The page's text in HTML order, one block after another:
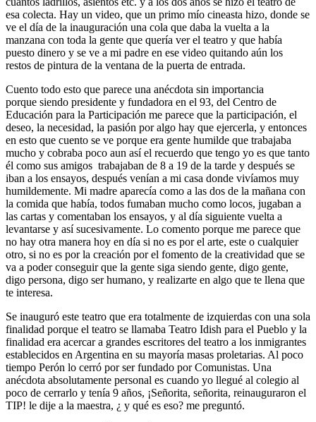
esa colecta. Hay un video, que un primo mío cineasta hizo, donde se
ve el día de la inauguración una cola que daba la vuelta a la
manzana con toda la gente que quería ver el teatro y que había
puesto dinero y se ve a mi padre en ese video quitando aún los
restos de pintura de la ventana de la puerta de entrada.
Cuento todo esto que parece una anécdota sin importancia
porque siendo presidente y fundadora en el 93, del Centro de
Educación para la Participación me parece que la participación, el
deseo, la necesidad, la pasión por algo hay que ejercerla, y entonces
en esto que cuento se ve porque era gente humilde que trabajaba
mucho y cobraba poco aun así el recuerdo que tengo yo es que tanto
él como sus amigos trabajaban de 8 a 19 de la tarde y después se
iban a los ensayos, después venían a mi casa donde vivíamos muy
humildemente. Mi madre aparecía como a las dos de la mañana con
la comida que había, todos fumaban mucho como locos, jugaban a
las cartas y comentaban los ensayos, y al día siguiente vuelta a
levantarse y así sucesivamente. Lo comento porque me parece que
no hay otra manera hoy en día si no es por el arte, este o cualquier
otro, si no es por la creación por el fomento de la creatividad que se
va a poder conseguir que la gente siga siendo gente, digo gente,
digo persona, digo ser humano, y realizarte en algo que te llena que
te interesa.
Se inauguró este teatro que era totalmente de izquierdas con una sola
finalidad porque el teatro se llamaba Teatro Idish para el Pueblo y la
finalidad era acercar a grandes escritores del teatro a los inmigrantes
establecidos en Argentina en su mayoría masas proletarias. Al poco
tiempo Perón lo cerró por ser fundado por Comunistas. Una
anécdota absolutamente personal es cuando yo llegué al colegio al
poco de cerrarlo y tenía 9 años, ¡Señorita, señorita, reinauguraron el
TIP! le dije a la maestra, ¿ y qué es eso? me preguntó.